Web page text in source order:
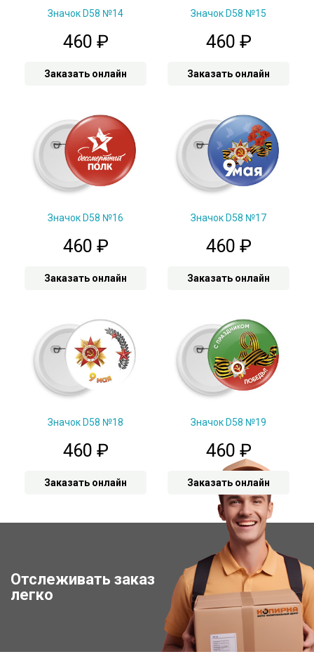
Значок D58 №14
460 ₽
Заказать онлайн
Значок D58 №15
460 ₽
Заказать онлайн
Значок D58 №16
460 ₽
Заказать онлайн
Значок D58 №17
460 ₽
Заказать онлайн
Значок D58 №18
460 ₽
Заказать онлайн
Значок D58 №19
460 ₽
Заказать онлайн
Отслеживать заказ
легко
Отследить заказ